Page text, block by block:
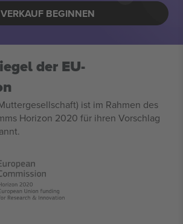
VERKAUF BEGINNEN
der EU-
ist im Rahmen des
Horizon 2020 für ihren Vorschlag